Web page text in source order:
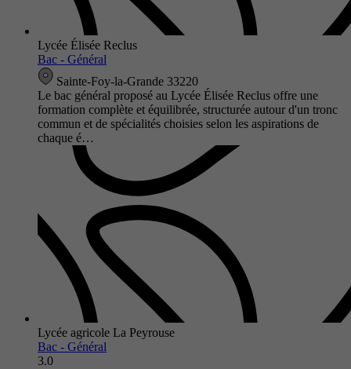
Lycée Élisée Reclus
Bac - Général
Sainte-Foy-la-Grande 33220
Le bac général proposé au Lycée Élisée Reclus offre une
formation complète et équilibrée, structurée autour d'un tronc
commun et de spécialités choisies selon les aspirations de
chaque é…
Lycée agricole La Peyrouse
Bac - Général
3.0